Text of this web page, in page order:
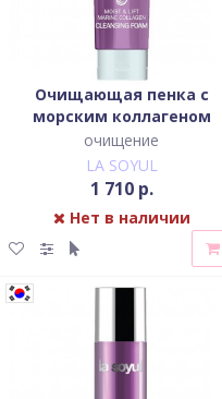
Очищающая пенка с
морским коллагеном
очищение
LA SOYUL
1 710 р.
Нет в наличии